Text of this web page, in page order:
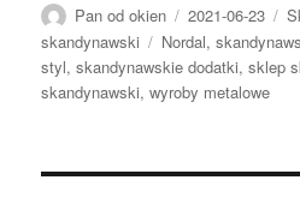
Autor
Pan od okien
Data
publikacji
2021-06-23
skandynawski
Tagi
Nordal,
styl,skandynawskie dodatki,sklep
skandynawski,wyroby metalowe